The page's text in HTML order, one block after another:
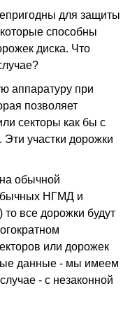
для защиты
способны
диска. Что
аппаратуру при
позволяет
секторы как бы с
участки дорожки
обычной
НГМД и
все дорожки будут
или дорожек
данные - мы имеем
- с незаконной